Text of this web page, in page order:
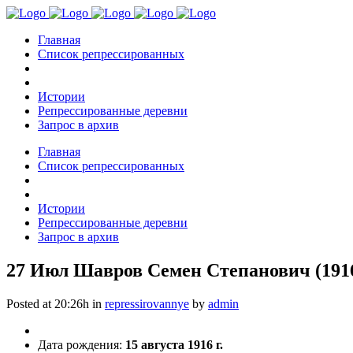
Главная
Список репрессированных
Истории
Репрессированные деревни
Запрос в архив
Главная
Список репрессированных
Истории
Репрессированные деревни
Запрос в архив
27 Июл Шавров Семен Степанович
Posted at 20:26h in repressirovannye by admin
Дата рождения: 15 августа 1916 г.